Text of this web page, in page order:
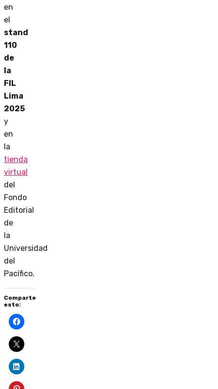
en
el
stand
110
de
la
FIL
Lima
2025
y
en
la
tienda
virtual
del
Fondo
Editorial
de
la
Universidad
del
Pacífico.
Comparte
esto: